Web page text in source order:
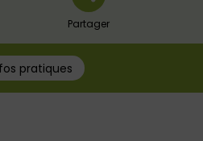
Partager
pratiques